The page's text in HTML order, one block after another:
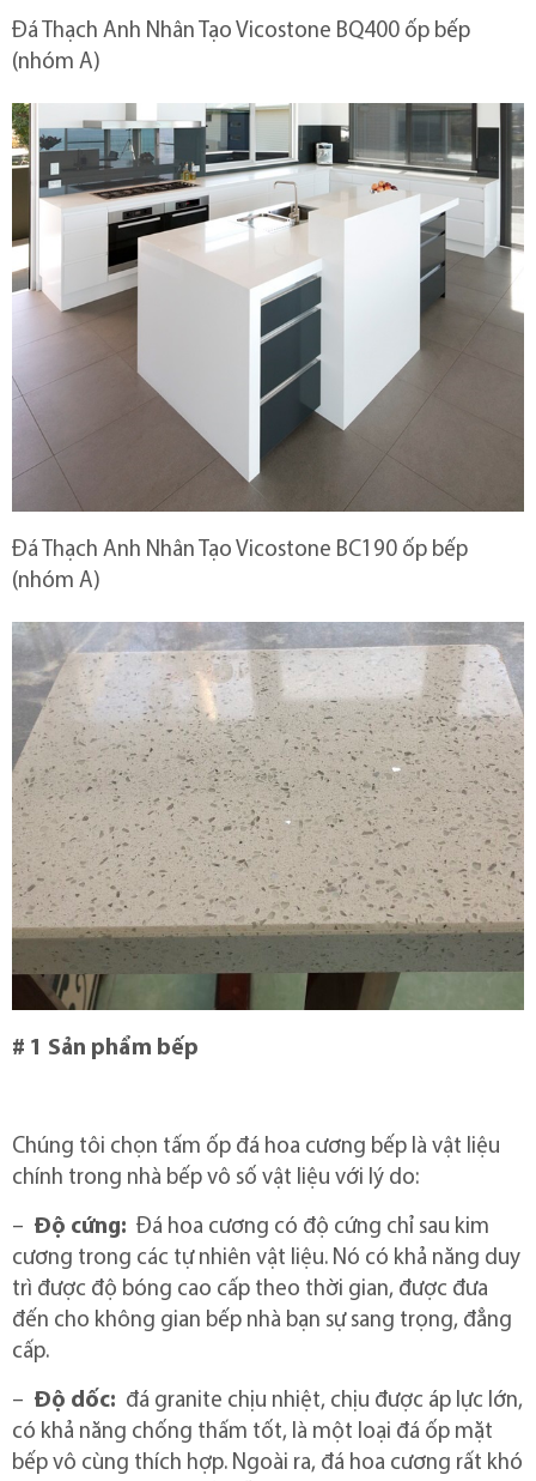
Đá Thạch Anh Nhân Tạo Vicostone BQ400 ốp bếp
(nhóm A)
Đá Thạch Anh Nhân Tạo Vicostone BC190 ốp bếp
(nhóm A)
# 1 Sản phẩm bếp
Chúng tôi chọn tấm ốp đá hoa cương bếp là vật liệu
chính trong nhà bếp vô số vật liệu với lý do:
– Độ cứng: Đá hoa cương có độ cứng chỉ sau kim
cương trong các tự nhiên vật liệu. Nó có khả năng duy
trì được độ bóng cao cấp theo thời gian, được đưa
đến cho không gian bếp nhà bạn sự sang trọng, đẳng
cấp.
– Độ dốc: đá granite chịu nhiệt, chịu được áp lực lớn,
có khả năng chống thấm tốt, là một loại đá ốp mặt
bếp vô cùng thích hợp. Ngoài ra, đá hoa cương rất khó